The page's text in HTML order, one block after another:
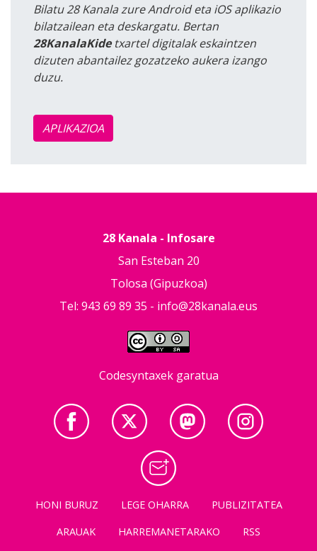
Bilatu 28 Kanala zure Android eta iOS aplikazio
bilatzailean eta deskargatu. Bertan
28KanalaKidetxartel digitalak eskaintzen
dizuten abantailez gozatzeko aukera izango
duzu.
APLIKAZIOA
28 Kanala - Infosare
San Esteban 20
Tolosa (Gipuzkoa)
Tel: 943 69 89 35 - info@28kanala.eus
Codesyntaxek garatua
HONI BURUZ LEGE OHARRA
PUBLIZITATEA
ARAUAK
HARREMANETARAKO RSS